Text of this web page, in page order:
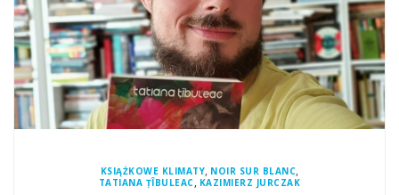
KSIĄŻKOWE KLIMATY, NOIR SUR BLANC,
TATIANA ȚÎBULEAC, KAZIMIERZ JURCZAK